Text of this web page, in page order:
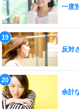
一度
反対
余計